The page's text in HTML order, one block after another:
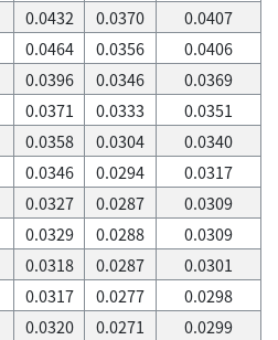
0.0432 0.0370
0.0407
0.0464 0.0356
0.0406
0.0396 0.0346
0.0369
0.0371 0.0333
0.0351
0.0358 0.0304
0.0340
0.0346 0.0294
0.0317
0.0327 0.0287
0.0309
0.0329 0.0288
0.0309
0.0318 0.0287
0.0301
0.0317 0.0277
0.0298
0.0320 0.0271
0.0299